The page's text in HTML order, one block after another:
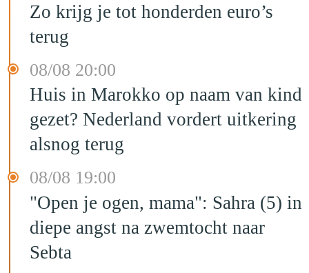
Zo krijg je tot honderden euro’s
terug
08/08 20:00
Huis in Marokko op naam van kind
gezet? Nederland vordert uitkering
alsnog terug
08/08 19:00
"Open je ogen, mama": Sahra (5) in
diepe angst na zwemtocht naar
Sebta